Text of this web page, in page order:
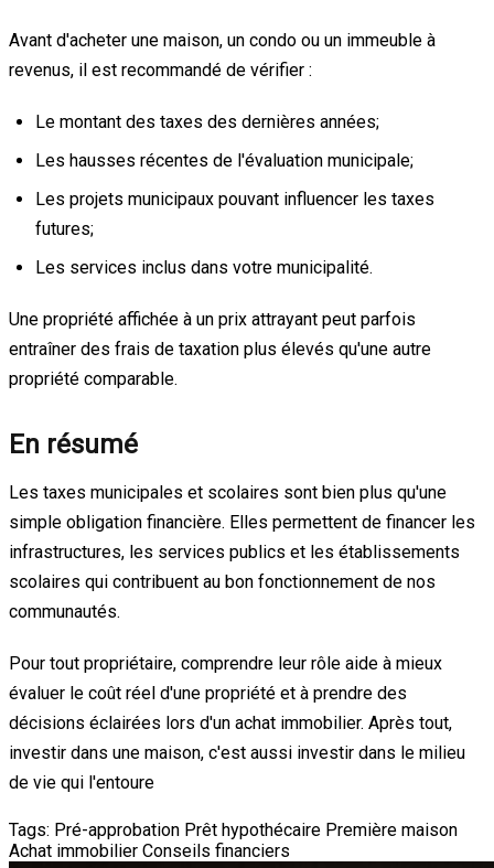
Avant d'acheter une maison, un condo ou un immeuble à
revenus, il est recommandé de vérifier :
Le montant des taxes des dernières années;
Les hausses récentes de l'évaluation municipale;
Les projets municipaux pouvant influencer les taxes
futures;
Les services inclus dans votre municipalité.
Une propriété affichée à un prix attrayant peut parfois
entraîner des frais de taxation plus élevés qu'une autre
propriété comparable.
En résumé
Les taxes municipales et scolaires sont bien plus qu'une
simple obligation financière. Elles permettent de financer les
infrastructures, les services publics et les établissements
scolaires qui contribuent au bon fonctionnement de nos
communautés.
Pour tout propriétaire, comprendre leur rôle aide à mieux
évaluer le coût réel d'une propriété et à prendre des
décisions éclairées lors d'un achat immobilier. Après tout,
investir dans une maison, c'est aussi investir dans le milieu
de vie qui l'entoure
Tags: Pré-approbation Prêt hypothécaire Première maison
Achat immobilier Conseils financiers